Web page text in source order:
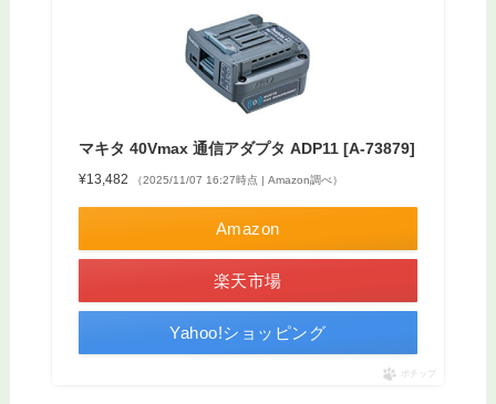
マキタ 40Vmax 通信アダプタ ADP11 [A-73879]
¥13,482 （2025/11/07 16:27時点 | Amazon調べ）
Amazon
楽天市場
Yahoo!ショッピング
ポチップ